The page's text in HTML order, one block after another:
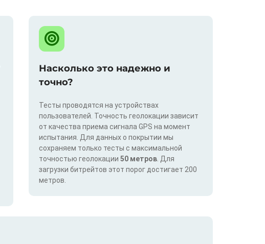
Насколько это надежно и
точно?
Тесты проводятся на устройствах
пользователей. Точность геолокации зависит
от качества приема сигнала GPS на момент
испытания. Для данных о покрытии мы
сохраняем только тесты с максимальной
точностью геолокации 50 метров . Для
загрузки битрейтов этот порог достигает 200
метров.